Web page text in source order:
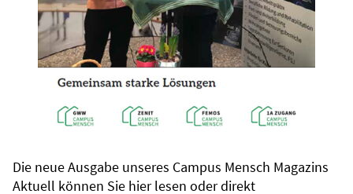
Die neue Ausgabe unseres Campus Mensch Magazins
Aktuell können Sie hier lesen oder direkt